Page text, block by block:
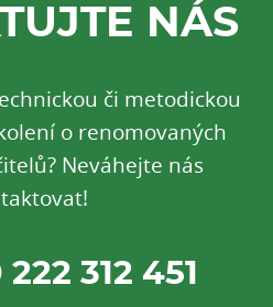
NÁS
či metodickou
o renomovaných
Neváhejte nás
222 312 451